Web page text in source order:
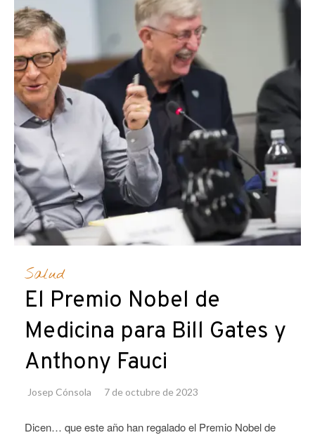
Salud
El Premio Nobel de
Medicina para Bill Gates y
Anthony Fauci
Josep Cónsola 7 de octubre de 2023
Dicen… que este año han regalado el Premio Nobel de